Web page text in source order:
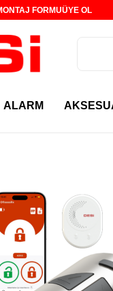
FORMUÜYE OL
ALARM